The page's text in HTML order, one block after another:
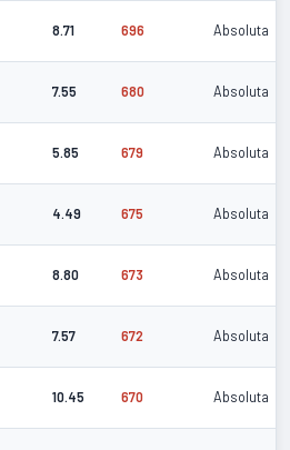
8.71 696 Absoluta
7.55 680 Absoluta
5.85 679 Absoluta
4.49 675 Absoluta
8.80 673 Absoluta
7.57 672 Absoluta
10.45 670 Absoluta